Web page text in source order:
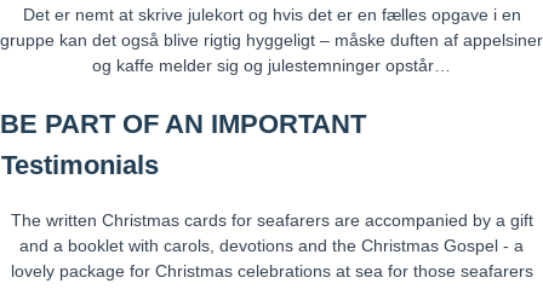
Det er nemt at skrive julekort og hvis det er en fælles opgave i en
gruppe kan det også blive rigtig hyggeligt – måske duften af appelsiner
og kaffe melder sig og julestemninger opstår…
BE PART OF AN IMPORTANT
Testimonials
The written Christmas cards for seafarers are accompanied by a gift
and a booklet with carols, devotions and the Christmas Gospel - a
lovely package for Christmas celebrations at sea for those seafarers